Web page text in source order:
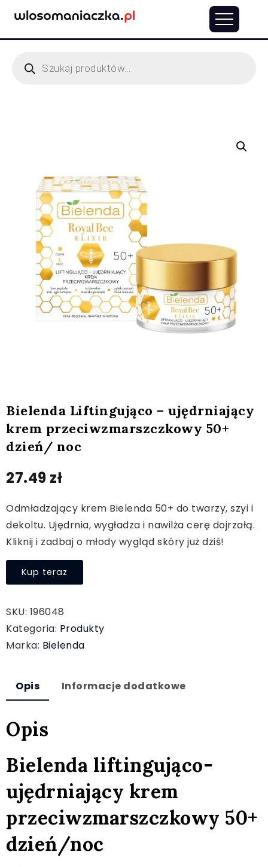
Bielenda Liftingująco – ujędrniający
krem przeciwzmarszczkowy 50+
dzień/ noc
27.49 zł
Odmładzający krem Bielenda 50+ do twarzy, szyi i
dekoltu. Ujędrnia, wygładza i nawilża cerę dojrzałą.
Kliknij i zadbaj o młody wygląd skóry już dziś!
Kup teraz
SKU: 196048
Kategoria: Produkty
Marka: Bielenda
Opis Informacje dodatkowe
Opis
Bielenda liftingująco-
ujędrniający krem
przeciwzmarszczkowy 50+
dzień/noc